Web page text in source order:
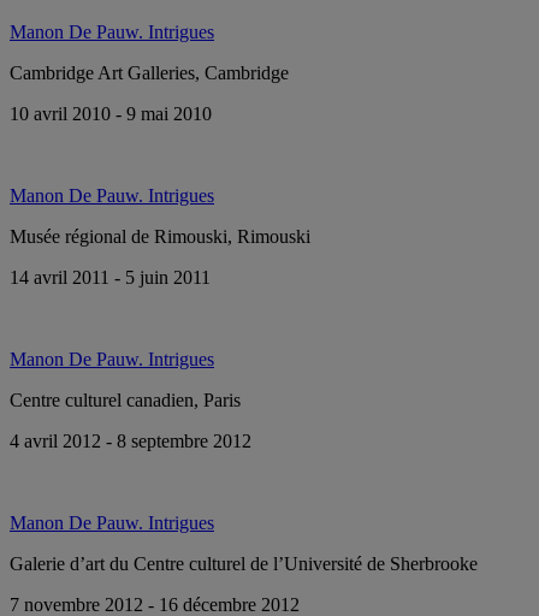
Manon De Pauw. Intrigues
Cambridge Art Galleries, Cambridge
10 avril 2010 - 9 mai 2010
Manon De Pauw. Intrigues
Musée régional de Rimouski, Rimouski
14 avril 2011 - 5 juin 2011
Manon De Pauw. Intrigues
Centre culturel canadien, Paris
4 avril 2012 - 8 septembre 2012
Manon De Pauw. Intrigues
Galerie d’art du Centre culturel de l’Université de Sherbrooke
7 novembre 2012 - 16 décembre 2012